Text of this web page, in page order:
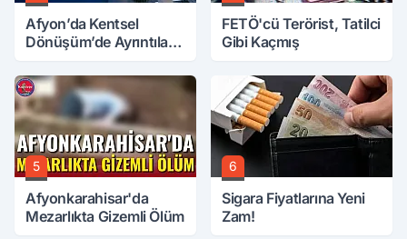
Afyon’da Kentsel
Dönüşüm’de Ayrıntılar
Nasıl Olacak?
FETÖ'cü Terörist, Tatilci
Gibi Kaçmış
5
Afyonkarahisar'da
Mezarlıkta Gizemli Ölüm
6
Sigara Fiyatlarına Yeni
Zam!